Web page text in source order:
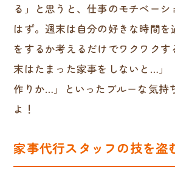
る」と思うと、仕事のモチベーシ
はず。週末は自分の好きな時間
をするか考えるだけでワクワクす
末はたまった家事をしないと…」
作りか…」といったブルーな気持
よ！
家事代行スタッフの技を盗